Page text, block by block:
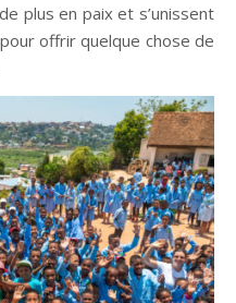
plus en paix et s’unissent
offrir quelque chose de